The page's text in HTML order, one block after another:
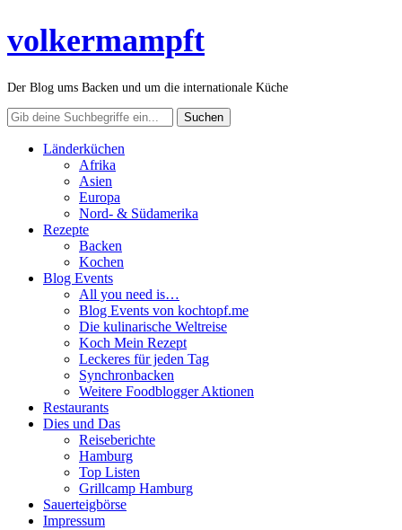
volkermampft
Der Blog ums Backen und um die internationale Küche
Länderküchen
Afrika
Asien
Europa
Nord- & Südamerika
Rezepte
Backen
Kochen
Blog Events
All you need is…
Blog Events von kochtopf.me
Die kulinarische Weltreise
Koch Mein Rezept
Leckeres für jeden Tag
Synchronbacken
Weitere Foodblogger Aktionen
Restaurants
Dies und Das
Reiseberichte
Hamburg
Top Listen
Grillcamp Hamburg
Sauerteigbörse
Impressum